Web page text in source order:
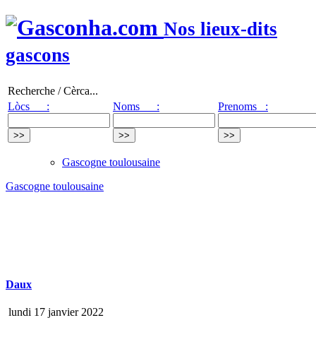
Nos lieux-dits
gascons
Recherche / Cèrca...
Lòcs :
Noms : Prenoms :
Gascogne toulousaine
Gascogne toulousaine
Daux
lundi 17 janvier 2022